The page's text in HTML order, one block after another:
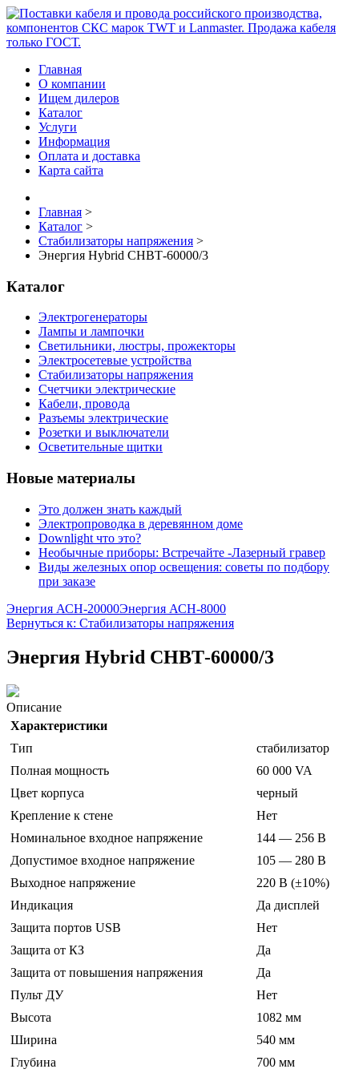
Главная
О компании
Ищем дилеров
Каталог
Услуги
Информация
Оплата и доставка
Карта сайта
Главная >
Каталог >
Стабилизаторы напряжения >
Энергия Нybrid CНВТ-60000/3
Каталог
Электрогенераторы
Лампы и лампочки
Светильники, люстры, прожекторы
Электросетевые устройства
Стабилизаторы напряжения
Счетчики электрические
Кабели, провода
Разъемы электрические
Розетки и выключатели
Осветительные щитки
Новые материалы
Это должен знать каждый
Электропроводка в деревянном доме
Downlight что это?
Необычные приборы: Встречайте -Лазерный гравер
Виды железных опор освещения: советы по подбору
при заказе
Энергия АСН-20000Энергия АСН-8000
Вернуться к: Стабилизаторы напряжения
Энергия Нybrid CНВТ-60000/3
Описание
Характеристики
Тип
стабилизатор
Полная мощность
60 000 VA
Цвет корпуса
черный
Крепление к стене
Нет
Номинальное входное напряжение
144 — 256 В
Допустимое входное напряжение
105 — 280 В
Выходное напряжение
220 В (±10%)
Индикация
Да дисплей
Защита портов USB
Нет
Защита от КЗ
Да
Защита от повышения напряжения
Да
Пульт ДУ
Нет
Высота
1082 мм
Ширина
540 мм
Глубина
700 мм